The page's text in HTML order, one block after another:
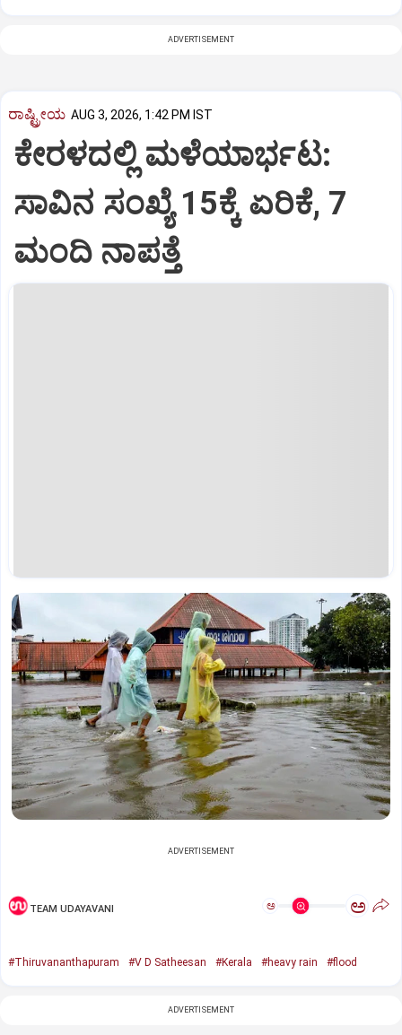
ADVERTISEMENT
ರಾಷ್ಟ್ರೀಯ AUG 3, 2026, 1:42 PM IST
ಕೇರಳದಲ್ಲಿ ಮಳೆಯಾರ್ಭಟ:
ಸಾವಿನ ಸಂಖ್ಯೆ 15ಕ್ಕೆ ಏರಿಕೆ, 7
ಮಂದಿ ನಾಪತ್ತೆ
ADVERTISEMENT
TEAM UDAYAVANI ಅ ಅ
#Thiruvananthapuram #V D Satheesan #Kerala #heavy rain #flood
ADVERTISEMENT